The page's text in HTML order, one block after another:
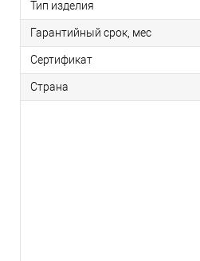
Тип изделия
Гарантийный срок, мес
Сертификат
Страна